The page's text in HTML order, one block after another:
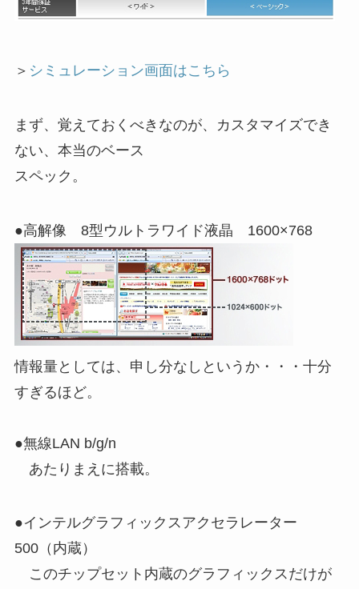
＞ シミュレーション画面はこちら
まず、覚えておくべきなのが、カスタマイズでき
ない、本当のベース
スペック。
●高解像 8型ウルトラワイド液晶 1600×768
情報量としては、申し分なしというか・・・十分
すぎるほど。
●無線LAN b/g/n
あたりまえに搭載。
●インテルグラフィックスアクセラレーター
500（内蔵）
このチップセット内蔵のグラフィックスだけが